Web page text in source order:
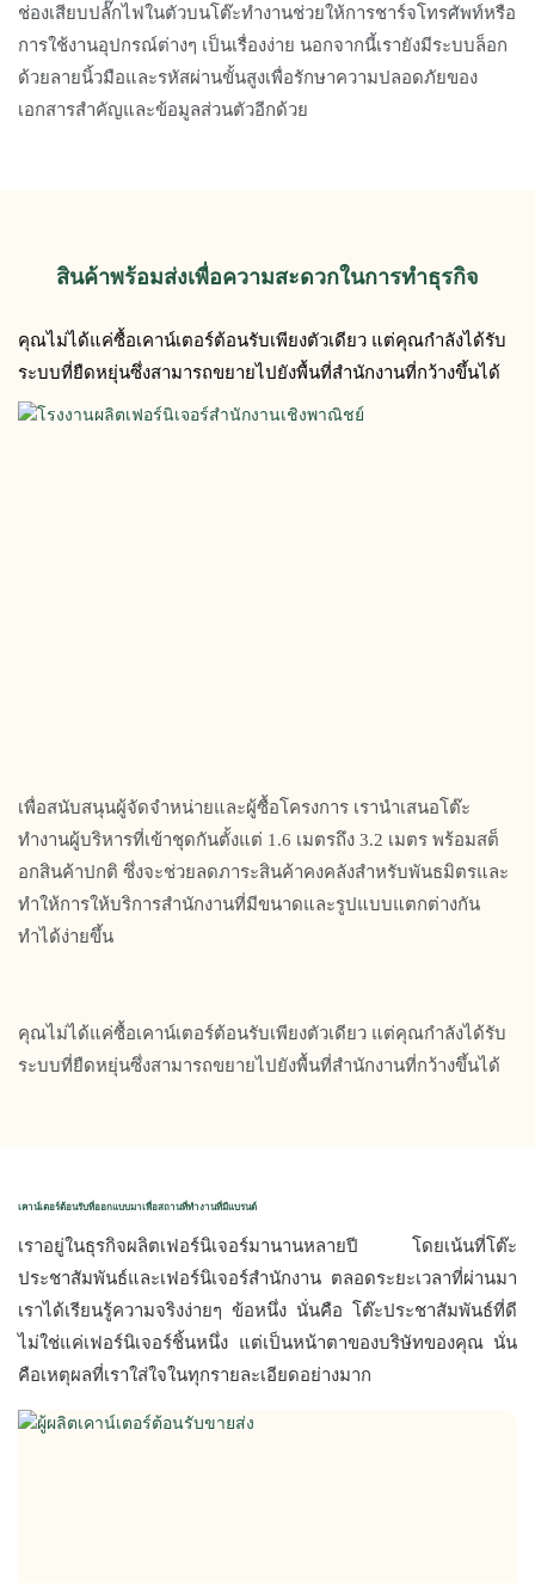
ช่องเสียบปลั๊กไฟในตัวบนโต๊ะทำงานช่วยให้การชาร์จโทรศัพท์หรือ
การใช้งานอุปกรณ์ต่างๆ เป็นเรื่องง่าย นอกจากนี้เรายังมีระบบล็อก
ด้วยลายนิ้วมือและรหัสผ่านขั้นสูงเพื่อรักษาความปลอดภัยของ
เอกสารสำคัญและข้อมูลส่วนตัวอีกด้วย
สินค้าพร้อมส่งเพื่อความสะดวกในการทำธุรกิจ
คุณไม่ได้แค่ซื้อเคาน์เตอร์ต้อนรับเพียงตัวเดียว แต่คุณกำลังได้รับ
ระบบที่ยืดหยุ่นซึ่งสามารถขยายไปยังพื้นที่สำนักงานที่กว้างขึ้นได้
เพื่อสนับสนุนผู้จัดจำหน่ายและผู้ซื้อโครงการ เรานำเสนอโต๊ะ
ทำงานผู้บริหารที่เข้าชุดกันตั้งแต่ 1.6 เมตรถึง 3.2 เมตร พร้อมสต็
อกสินค้าปกติ ซึ่งจะช่วยลดภาระสินค้าคงคลังสำหรับพันธมิตรและ
ทำให้การให้บริการสำนักงานที่มีขนาดและรูปแบบแตกต่างกัน
ทำได้ง่ายขึ้น
คุณไม่ได้แค่ซื้อเคาน์เตอร์ต้อนรับเพียงตัวเดียว แต่คุณกำลังได้รับ
ระบบที่ยืดหยุ่นซึ่งสามารถขยายไปยังพื้นที่สำนักงานที่กว้างขึ้นได้
เคาน์เตอร์ต้อนรับที่ออกแบบมาเพื่อสถานที่ทำงานที่มีแบรนด์
เราอยู่ในธุรกิจผลิตเฟอร์นิเจอร์มานานหลายปี โดยเน้นที่โต๊ะ
ประชาสัมพันธ์และเฟอร์นิเจอร์สำนักงาน ตลอดระยะเวลาที่ผ่านมา
เราได้เรียนรู้ความจริงง่ายๆ ข้อหนึ่ง นั่นคือ โต๊ะประชาสัมพันธ์ที่ดี
ไม่ใช่แค่เฟอร์นิเจอร์ชิ้นหนึ่ง แต่เป็นหน้าตาของบริษัทของคุณ นั่น
คือเหตุผลที่เราใส่ใจในทุกรายละเอียดอย่างมาก